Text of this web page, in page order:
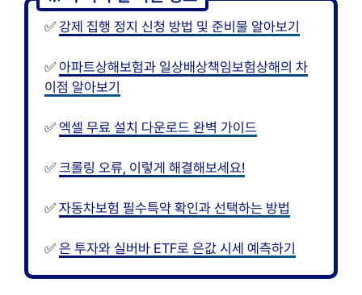
✅ 강제 집행 정지 신청 방법 및 준비물 알아보기
✅ 아파트상해보험과 일상배상책임보험상해의 차
이점 알아보기
✅ 엑셀 무료 설치 다운로드 완벽 가이드
✅ 크롤링 오류, 이렇게 해결해보세요!
✅ 자동차보험 필수특약 확인과 선택하는 방법
✅ 은 투자와 실버바 ETF로 은값 시세 예측하기